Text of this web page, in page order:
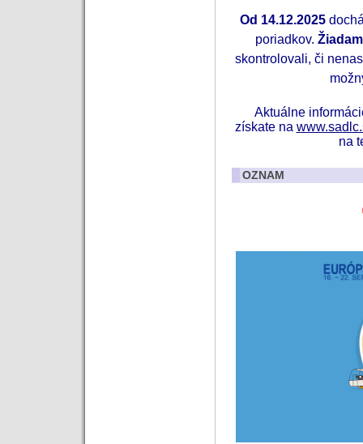
Od 14.12.2025
poriadkov.
skontrolovali, či
Aktuálne
získate na
na
OZNAM